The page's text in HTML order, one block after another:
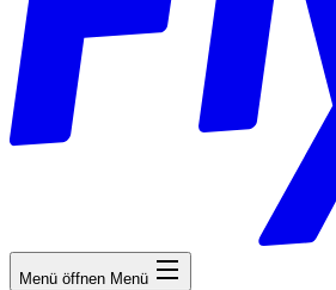
Menü öffnen Menü